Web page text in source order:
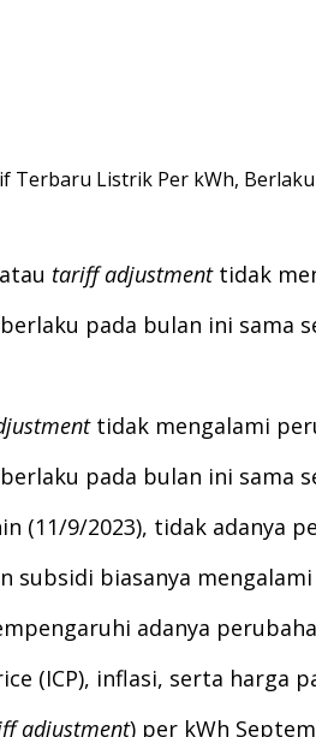
Terbaru Listrik Per kWh,
tariff adjustment tidak
pada bulan ini sama
tidak mengalami
pada bulan ini sama
(11/9/2023), tidak adanya
subsidi biasanya
adanya
(ICP), inflasi, serta harga
adjustment) per kWh